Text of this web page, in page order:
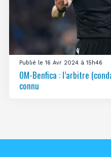
Publié le 16 Avr 2024 à 15h46
OM-Benfica : l’arbitre
connu